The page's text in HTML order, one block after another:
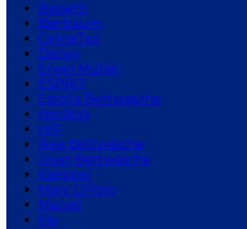
Bassetti
Bierbaum
CelinaTex
Disney
Erwin Müller
ESPRIT
Estella Bettwäsche
Herding
HIP
Ikea Bettwäsche
Joop! Bettwäsche
Kaeppel
Marc O'Polo
Marvel
Pip